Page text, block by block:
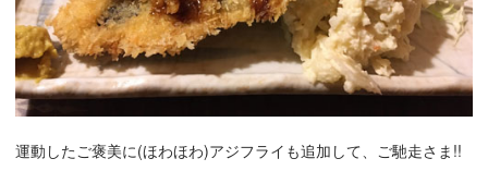
運動したご褒美に(ほわほわ)アジフライも追加して、ご馳走さま!!